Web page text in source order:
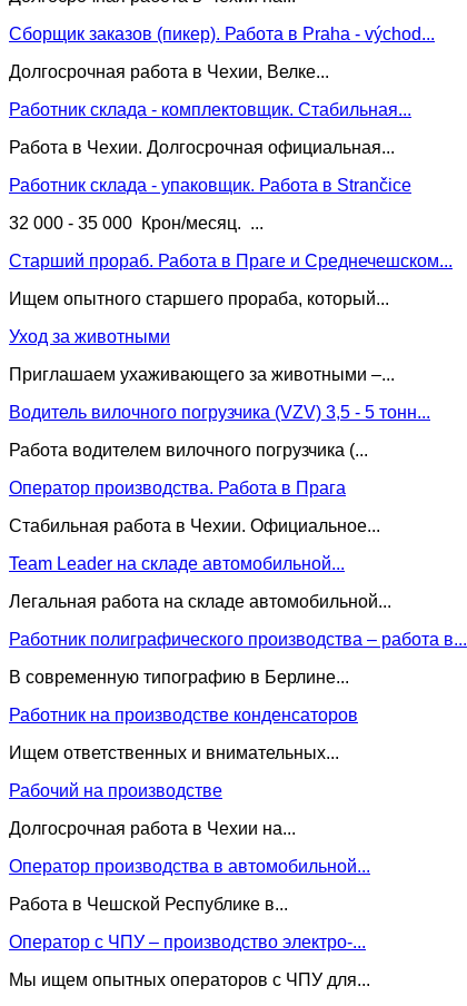
Сборщик заказов (пикер). Работа в Praha - východ...
Долгосрочная работа в Чехии, Велке...
Работник склада - комплектовщик. Стабильная...
Работа в Чехии. Долгосрочная официальная...
Работник склада - упаковщик. Работа в Strančice
32 000 - 35 000 Крон/месяц. ...
Старший прораб. Работа в Праге и Среднечешском...
Ищем опытного старшего прораба, который...
Уход за животными
Приглашаем ухаживающего за животными –...
Водитель вилочного погрузчика (VZV) 3,5 - 5 тонн...
Работа водителем вилочного погрузчика (...
Оператор производства. Работа в Прага
Стабильная работа в Чехии. Официальное...
Team Leader на складе автомобильной...
Легальная работа на складе автомобильной...
Работник полиграфического производства – работа в...
В современную типографию в Берлине...
Работник на производстве конденсаторов
Ищем ответственных и внимательных...
Рабочий на производстве
Долгосрочная работа в Чехии на...
Оператор производства в автомобильной...
Работа в Чешской Республике в...
Оператор с ЧПУ – производство электро-...
Мы ищем опытных операторов с ЧПУ для...